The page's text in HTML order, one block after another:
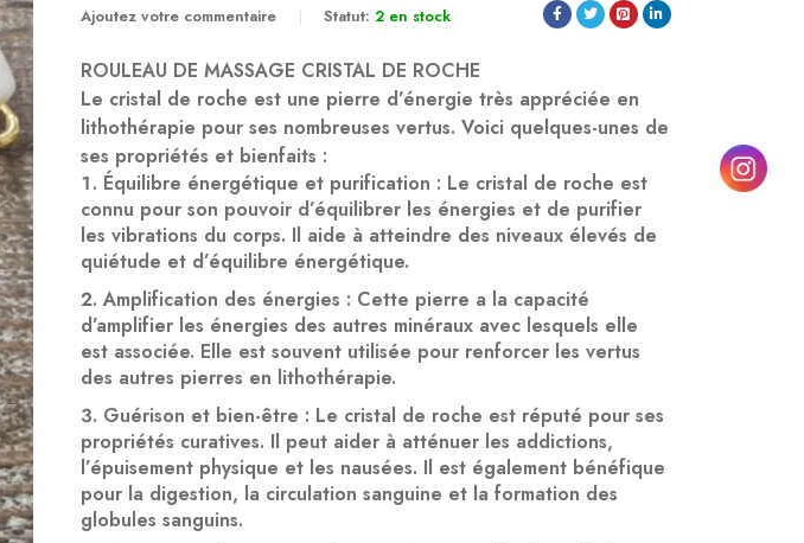
Ajoutez votre commentaire Statut: 2 en stock
ROULEAU DE MASSAGE CRISTAL DE ROCHE
Le cristal de roche est une pierre d’énergie très appréciée en
lithothérapie pour ses nombreuses vertus. Voici quelques-unes de
ses propriétés et bienfaits :
Équilibre énergétique et purification : Le cristal de roche est
connu pour son pouvoir d’équilibrer les énergies et de purifier
les vibrations du corps. Il aide à atteindre des niveaux élevés de
quiétude et d’équilibre énergétique.
Amplification des énergies : Cette pierre a la capacité
d’amplifier les énergies des autres minéraux avec lesquels elle
est associée. Elle est souvent utilisée pour renforcer les vertus
des autres pierres en lithothérapie.
Guérison et bien-être : Le cristal de roche est réputé pour ses
propriétés curatives. Il peut aider à atténuer les addictions,
l’épuisement physique et les nausées. Il est également bénéfique
pour la digestion, la circulation sanguine et la formation des
globules sanguins.